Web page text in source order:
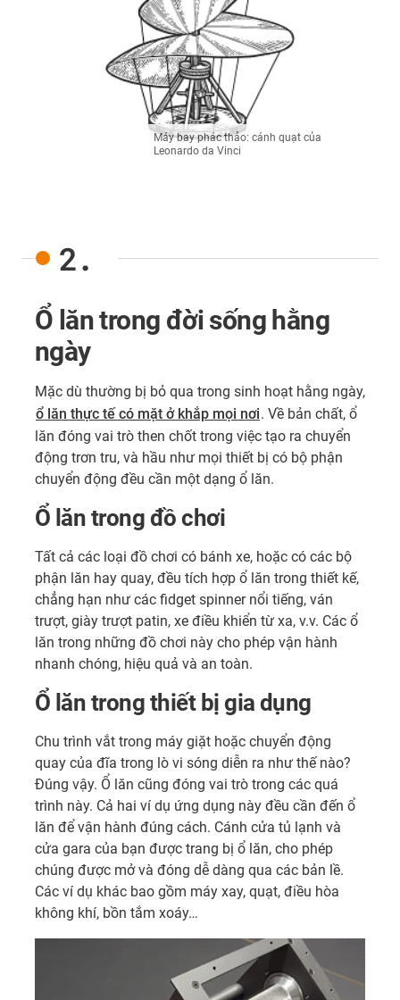
Máy bay phác thảo: cánh quạt của
Leonardo da Vinci
2.
Ổ lăn trong đời sống hằng
ngày
Mặc dù thường bị bỏ qua trong sinh hoạt hằng ngày,
ổ lăn thực tế có mặt ở khắp mọi nơi. Về bản chất, ổ
lăn đóng vai trò then chốt trong việc tạo ra chuyển
động trơn tru, và hầu như mọi thiết bị có bộ phận
chuyển động đều cần một dạng ổ lăn.
Ổ lăn trong đồ chơi
Tất cả các loại đồ chơi có bánh xe, hoặc có các bộ
phận lăn hay quay, đều tích hợp ổ lăn trong thiết kế,
chẳng hạn như các fidget spinner nổi tiếng, ván
trượt, giày trượt patin, xe điều khiển từ xa, v.v. Các ổ
lăn trong những đồ chơi này cho phép vận hành
nhanh chóng, hiệu quả và an toàn.
Ổ lăn trong thiết bị gia dụng
Chu trình vắt trong máy giặt hoặc chuyển động
quay của đĩa trong lò vi sóng diễn ra như thế nào?
Đúng vậy. Ổ lăn cũng đóng vai trò trong các quá
trình này. Cả hai ví dụ ứng dụng này đều cần đến ổ
lăn để vận hành đúng cách. Cánh cửa tủ lạnh và
cửa gara của bạn được trang bị ổ lăn, cho phép
chúng được mở và đóng dễ dàng qua các bản lề.
Các ví dụ khác bao gồm máy xay, quạt, điều hòa
không khí, bồn tắm xoáy…